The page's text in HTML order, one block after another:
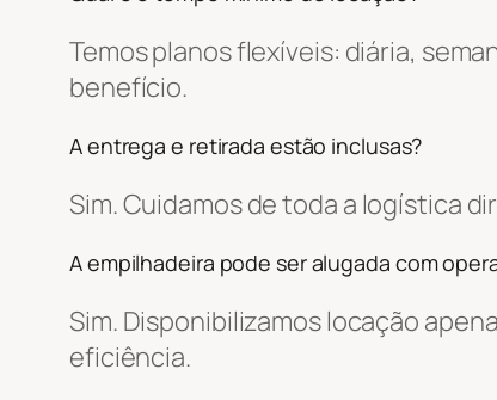
Temos planos flexíveis: diária,
benefício.
A entrega e retirada estão inclusas?
Sim. Cuidamos de toda a logística
A empilhadeira pode ser alugada com
Sim. Disponibilizamos locação
eficiência.